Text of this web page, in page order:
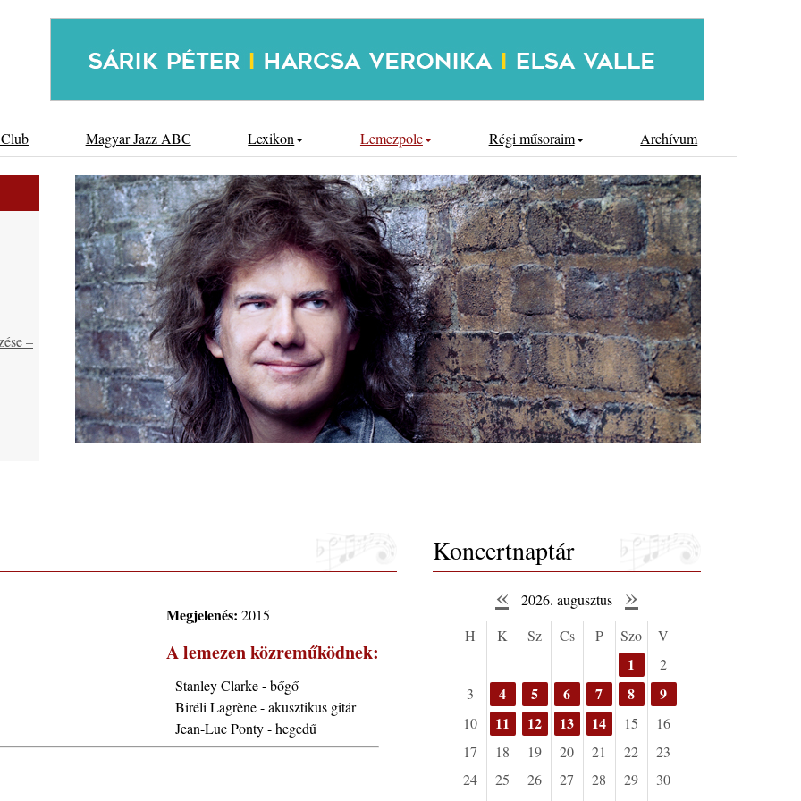
Magyar Jazz ABC Lexikon Lemezpolc Régi műsoraim Archívum
–
2026.
Megjelenés: 2015
A lemezen közreműködnek:
Stanley Clarke - bőgő
Biréli Lagrène - akusztikus gitár
Jean-Luc Ponty - hegedű
Koncertnaptár
« 2026. augusztus »
H K Sz Cs P Szo V
1
2
3
4 5 6 7 8 9
10 11 12 13 14 15
16
17
18 19 20 21 22
23
24
25 26 27 28 29
30